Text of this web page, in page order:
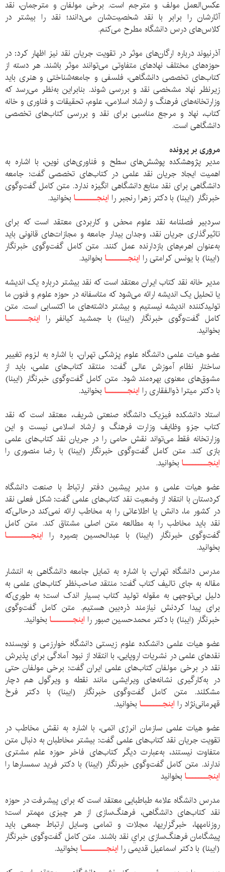
عکس‌العمل مولف و مترجم است. برخی مولفان و مترجمان، نقد
آثارشان را برابر با نقد شخصیت‌شان می‌دانند؛ نقد را بیشتر در
کلاس‌های درس دانشگاه مطرح می‌کنم.
آذرنیوند درباره ارگان‌های موثر در تقویت جریان نقد نیز اظهار کرد: در
حوزه‌های مختلف نهاد‌های متفاوتی می‌توانند موثر باشند. هر دسته از
کتاب‌های تخصصی دانشگاهی، فلسفی و جامعه‌‌شناختی و هنری باید
زیرنظر نهاد مشخصی نقد و بررسی شوند. بنابراین به‌نظر می‌رسد که
وزارتخانه‌های فرهنگ و ارشاد اسلامی، علوم، تحقیقات و فناوری و خانه
کتاب، نهاد و مرجع مناسبی برای نقد و بررسی کتاب‌های تخصصی
دانشگاهی است.
مروری بر پرونده ‌
مدیر پژوهشکده پوشش‌های سطح و فناوری‌‌های نوین، با اشاره به
اهمیت ایجاد جریان نقد علمی در کتاب‌های تخصصی گفت: جامعه
دانشگاهی برای نقد منابع دانشگاهی انگیزه ندارد. متن کامل گفت‌و‌گوی
خبرنگار (ایبنا) با دکتر زهرا رنجبر را اینجـــــــا بخوانید.
سردبیر فصلنامه نقد علوم محض و کاربردی معتقد است که برای
تاثیرگذاری جریان نقد، وجدان بیدار جامعه و مجازات‌های قانونی باید
به‌عنوان اهرم‌های بازدارنده عمل کنند. متن کامل گفت‌و‌‌گوی خبرنگار
(ایبنا) با یونس کرامتی را اینجـــــــا بخوانید.
مدیر خانه نقد کتاب ایران معتقد است که نقد بیشتر درباره یک اندیشه
یا تحلیل یک اندیشه ارائه می‌شود که متاسفانه در حوزه علوم و فنون ما
تولیدکننده اندیشه نیستیم و بیشتر داشته‌های ما اکتسابی است. متن
کامل گفت‌وگوی خبرنگار (ایبنا) با جمشید کیا‌نفر را اینجـــــــا
بخوانید.
عضو هیات علمی دانشگاه علوم پزشکی تهران، با اشاره به لزوم تغییر
ساختار نظام آموزش عالی گفت:‌ منتقد کتاب‌های علمی، باید از
مشوق‌های معنوی بهره‌مند شود. متن کامل گفت‌و‌گوی خبرنگار (ایبنا)
با دکتر میترا ذوالفقاری را اینجـــــــا بخوانید.
استاد دانشکده فیزیک دانشگاه صنعتی شریف، معتقد است که نقد
کتاب‌ جزو وظایف وزارت فرهنگ و ارشاد اسلامی نیست و این
وزارتخانه فقط می‌تواند نقش حامی را در جریان نقد کتاب‌های علمی
بازی کند. متن کامل گفت‌و‌گوی خبرنگار (ایبنا) با رضا منصوری را
اینجــــــــا بخوانید.
عضو هیات علمی و مدیر پیشین دفتر ارتباط با صنعت دانشگاه
کردستان با انتقاد از وضعیت نقد کتاب‌های علمی گفت: شکل فعلی نقد
در کشور ما، دانش یا اطلاعاتی را به مخاطب ارائه نمی‌کند درحالی‌که
نقد باید مخاطب را به مطالعه متن اصلی مشتاق کند. متن کامل
گفت‌و‌گوی خبرنگار (ایبنا) با عبدالحسین بصیره را اینجــــــــا
بخوانید.
مدرس دانشگاه تهران، با اشاره به تمایل جامعه دانشگاهی به انتشار
مقاله به جای تالیف کتاب گفت: منتقد صاحب‌نظر کتاب‌های علمی به
دلیل بی‌توجهی به مقوله تولید کتاب بسیار اندک است؛ به طوری‌که
برای پیدا کردنش نیازمند ذره‌بین هستیم. متن کامل گفت‌و‌گوی
خبرنگار (ایبنا) با دکتر محمدحسین صبور را اینجـــــــا بخوانید.
عضو هیات علمی دانشکده علوم زیستی دانشگاه خوارزمی و نویسنده
نقدهای علمی در نشریات اروپایی، با انتقاد از نبود آمادگی برای پذیرش
نقد در برخی مولفان کتاب‌های علمی ایران گفت: برخی مولفان حتی
در به‌کارگیری نشانه‌های ویرایشی مانند نقطه و ویرگول هم دچار
مشکلند. متن کامل گفت‌و‌گوی خبرنگار (ایبنا) با دکتر فرخ
قهرمانی‌نژاد را اینجـــــــا بخوانید.
عضو هیات علمی سازمان انرژی اتمی، با اشاره به نقش مخاطب در
تقویت جریان نقد کتاب‌‌های علمی گفت: بیشتر مخاطبان به دنبال متن
متفاوت نیستند، به‌عبارت دیگر کتاب‌های فاخر حوزه علم مشتری
ندارند. متن کامل گفت‌و‌گوی خبرنگار (ایبنا) با دکتر فرید سمسار‌ها را
اینجـــــــا بخوانید
مدرس دانشگاه علامه طباطبایی معتقد است که برای پیشرفت در حوزه
نقد کتاب‌های دانشگاهی، فرهنگ‌سازی از هر چیزی مهم‎تر است؛
روزنامه‎ها، خبرگزاری‎ها، مجلات و تمامی وسایل ارتباط جمعی باید
پیشگامان فرهنگ‌سازی براي نقد باشند. متن کامل گفت‌و‌گوی خبرنگار
(ایبنا) با دکتر اسماعیل قدیمی را اینجــــــــا بخوانید.